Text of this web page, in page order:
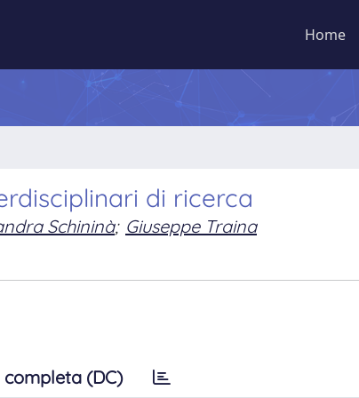
Home
di ricerca
Schininà; Giuseppe Traina
completa (DC)